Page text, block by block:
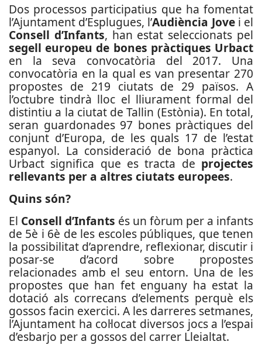
Dos processos participatius que ha fomentat
l’Ajuntament d’Esplugues, l’Audiència Jove i el
Consell d’Infants, han estat seleccionats pel
segell europeu de bones pràctiques Urbact
en la seva convocatòria del 2017. Una
convocatòria en la qual es van presentar 270
propostes de 219 ciutats de 29 països. A
l’octubre tindrà lloc el lliurament formal del
distintiu a la ciutat de Tallin (Estònia). En total,
seran guardonades 97 bones pràctiques del
conjunt d’Europa, de les quals 17 de l’estat
espanyol. La consideració de bona pràctica
Urbact significa que es tracta de projectes
rellevants per a altres ciutats europees.
Quins són?
El Consell d’Infants és un fòrum per a infants
de 5è i 6è de les escoles públiques, que tenen
la possibilitat d’aprendre, reflexionar, discutir i
posar-se d’acord sobre propostes
relacionades amb el seu entorn. Una de les
propostes que han fet enguany ha estat la
dotació als correcans d’elements perquè els
gossos facin exercici. A les darreres setmanes,
l’Ajuntament ha col·locat diversos jocs a l’espai
d’esbarjo per a gossos del carrer Lleialtat.